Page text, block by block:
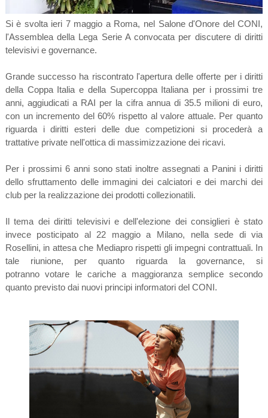
Si è svolta ieri 7 maggio a Roma, nel Salone d'Onore del CONI,
l'Assemblea della Lega Serie A convocata per discutere di diritti
televisivi e governance.
Grande successo ha riscontrato l'apertura delle offerte per i diritti
della Coppa Italiae della Supercoppa Italiana per i prossimi tre
anni, aggiudicati a RAI per la cifra annua di 35.5 milioni di euro,
con un incremento del 60% rispetto al valore attuale. Per quanto
riguarda i diritti esteri delle due competizioni si procederà a
trattative private nell'ottica di massimizzazione dei ricavi.
Per i prossimi 6 anni sono stati inoltre assegnati a Panini i diritti
dello sfruttamento delle immagini dei calciatori e dei marchi dei
club per la realizzazione dei prodotti collezionatili.
Il tema dei diritti televisivi e dell'elezione dei consiglieri è stato
invece posticipato al 22 maggio a Milano, nella sede di via
Rosellini, in attesa che Mediapro rispetti gli impegni contrattuali. In
tale riunione, per quanto riguarda la governance, si
potranno votare le cariche a maggioranza semplice secondo
quanto previsto dai nuovi principi informatori del CONI.